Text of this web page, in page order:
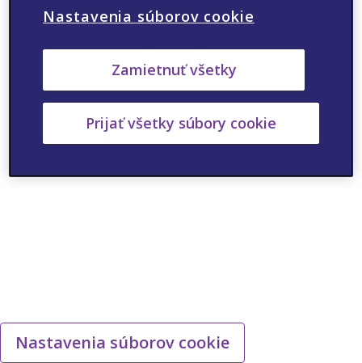
Nastavenia súborov cookie
Nastavenia súborov cookie
Zamietnuť všetky
Prijať všetky súbory cookie